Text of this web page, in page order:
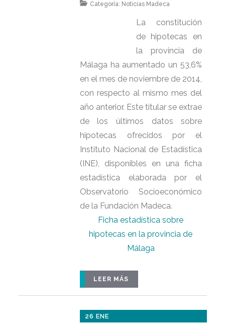
Categoría: Noticias Madeca
La constitución
de hipotecas en
la provincia de
Málaga ha aumentado un 53,6%
en el mes de noviembre de 2014,
con respecto al mismo mes del
año anterior. Este titular se extrae
de los últimos datos sobre
hipotecas ofrecidos por el
Instituto Nacional de Estadística
(INE), disponibles en una ficha
estadística elaborada por el
Observatorio Socioeconómico
de la Fundación Madeca.
Ficha estadística sobre
hipotecas en la provincia de
Málaga
LEER MÁS
26 ENE